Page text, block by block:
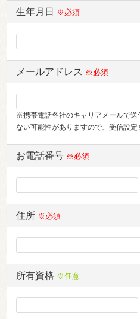
生年月日 ※必須
メールアドレス ※必須
※携帯電話各社のキャリアメールで
ない可能性がありますので、受信設定
お電話番号 ※必須
住所 ※必須
所有資格 ※任意